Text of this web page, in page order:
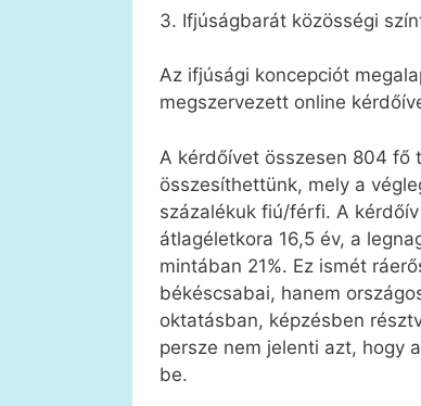
3. Ifjúságbarát közösségi
Az ifjúsági koncepciót
megszervezett online
A kérdőívet összesen 804
összesíthettünk, mely a
százalékuk fiú/férfi. A
átlagéletkora 16,5 év, a
mintában 21%. Ez ismét
békéscsabai, hanem
oktatásban, képzésben
persze nem jelenti azt, hogy
be.